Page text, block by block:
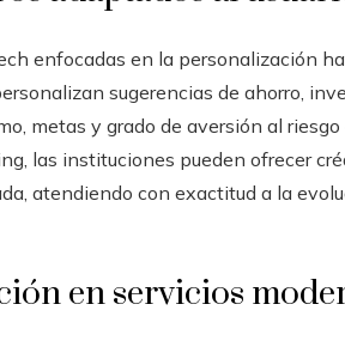
enfocadas en la personalización
sugerencias de ahorro,
metas y grado de aversión al riesgo
las instituciones pueden ofrecer
atendiendo con exactitud a la
en servicios